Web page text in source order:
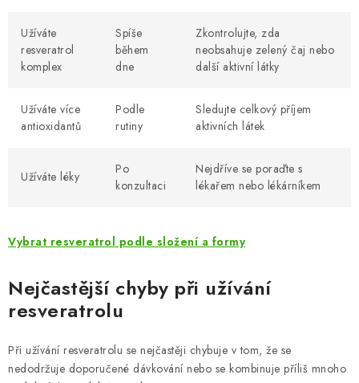
Užíváte
resveratrol
komplex
Spíše
během
dne
Zkontrolujte, zda
neobsahuje zelený čaj nebo
další aktivní látky
Užíváte více
antioxidantů
Podle
rutiny
Sledujte celkový příjem
aktivních látek
Užíváte léky
Po
konzultaci
Nejdříve se poraďte s
lékařem nebo lékárníkem
Vybrat resveratrol podle složení a formy
Nejčastější chyby při užívání
resveratrolu
Při užívání resveratrolu se nejčastěji chybuje v tom, že se
nedodržuje doporučené dávkování nebo se kombinuje příliš mnoho